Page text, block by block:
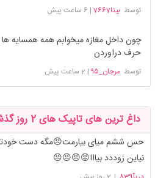
توسطبیتا7667 | 6 ساعت پیش
چون داخل مغازه میخوابم همه همسایه
حرف دراوردن
توسطمرجان_۹۵ | 2 ساعت پیش
داغ ترین های تاپیک های 2 روز گذشته
حس ششم میای بیارمت😠مگه دست
نیاین زوددد بیااا😡😠😠😠